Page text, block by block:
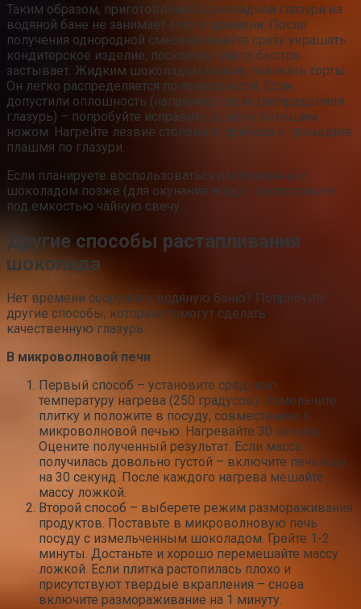
Таким образом, приготовление шоколадной глазури на
водяной бане не занимает много времени. После
получения однородной смеси начинайте сразу украшать
кондитерское изделие, поскольку масса быстро
застывает. Жидким шоколадом можно поливать торты.
Он легко распределяется по поверхности. Если
допустили оплошность (например, плохо распределили
глазурь) – попробуйте исправить ошибку большим
ножом. Нагрейте лезвие столового прибора и проведите
плашмя по глазури.
Если планируете воспользоваться растопленным
шоколадом позже (для окунания ягод) – расположите
под емкостью чайную свечу.
Другие способы растапливания
шоколада
Нет времени сооружать водяную баню? Попробуйте
другие способы, которые помогут сделать
качественную глазурь.
В микроволновой печи
Первый способ – установите среднюю
температуру нагрева (250 градусов). Измельчите
плитку и положите в посуду, совместимую с
микроволновой печью. Нагревайте 30 секунд.
Оцените полученный результат. Если масса
получилась довольно густой – включите печь еще
на 30 секунд. После каждого нагрева мешайте
массу ложкой.
Второй способ – выберете режим размораживания
продуктов. Поставьте в микроволновую печь
посуду с измельченным шоколадом. Грейте 1-2
минуты. Достаньте и хорошо перемешайте массу
ложкой. Если плитка растопилась плохо и
присутствуют твердые вкрапления – снова
включите размораживание на 1 минуту.